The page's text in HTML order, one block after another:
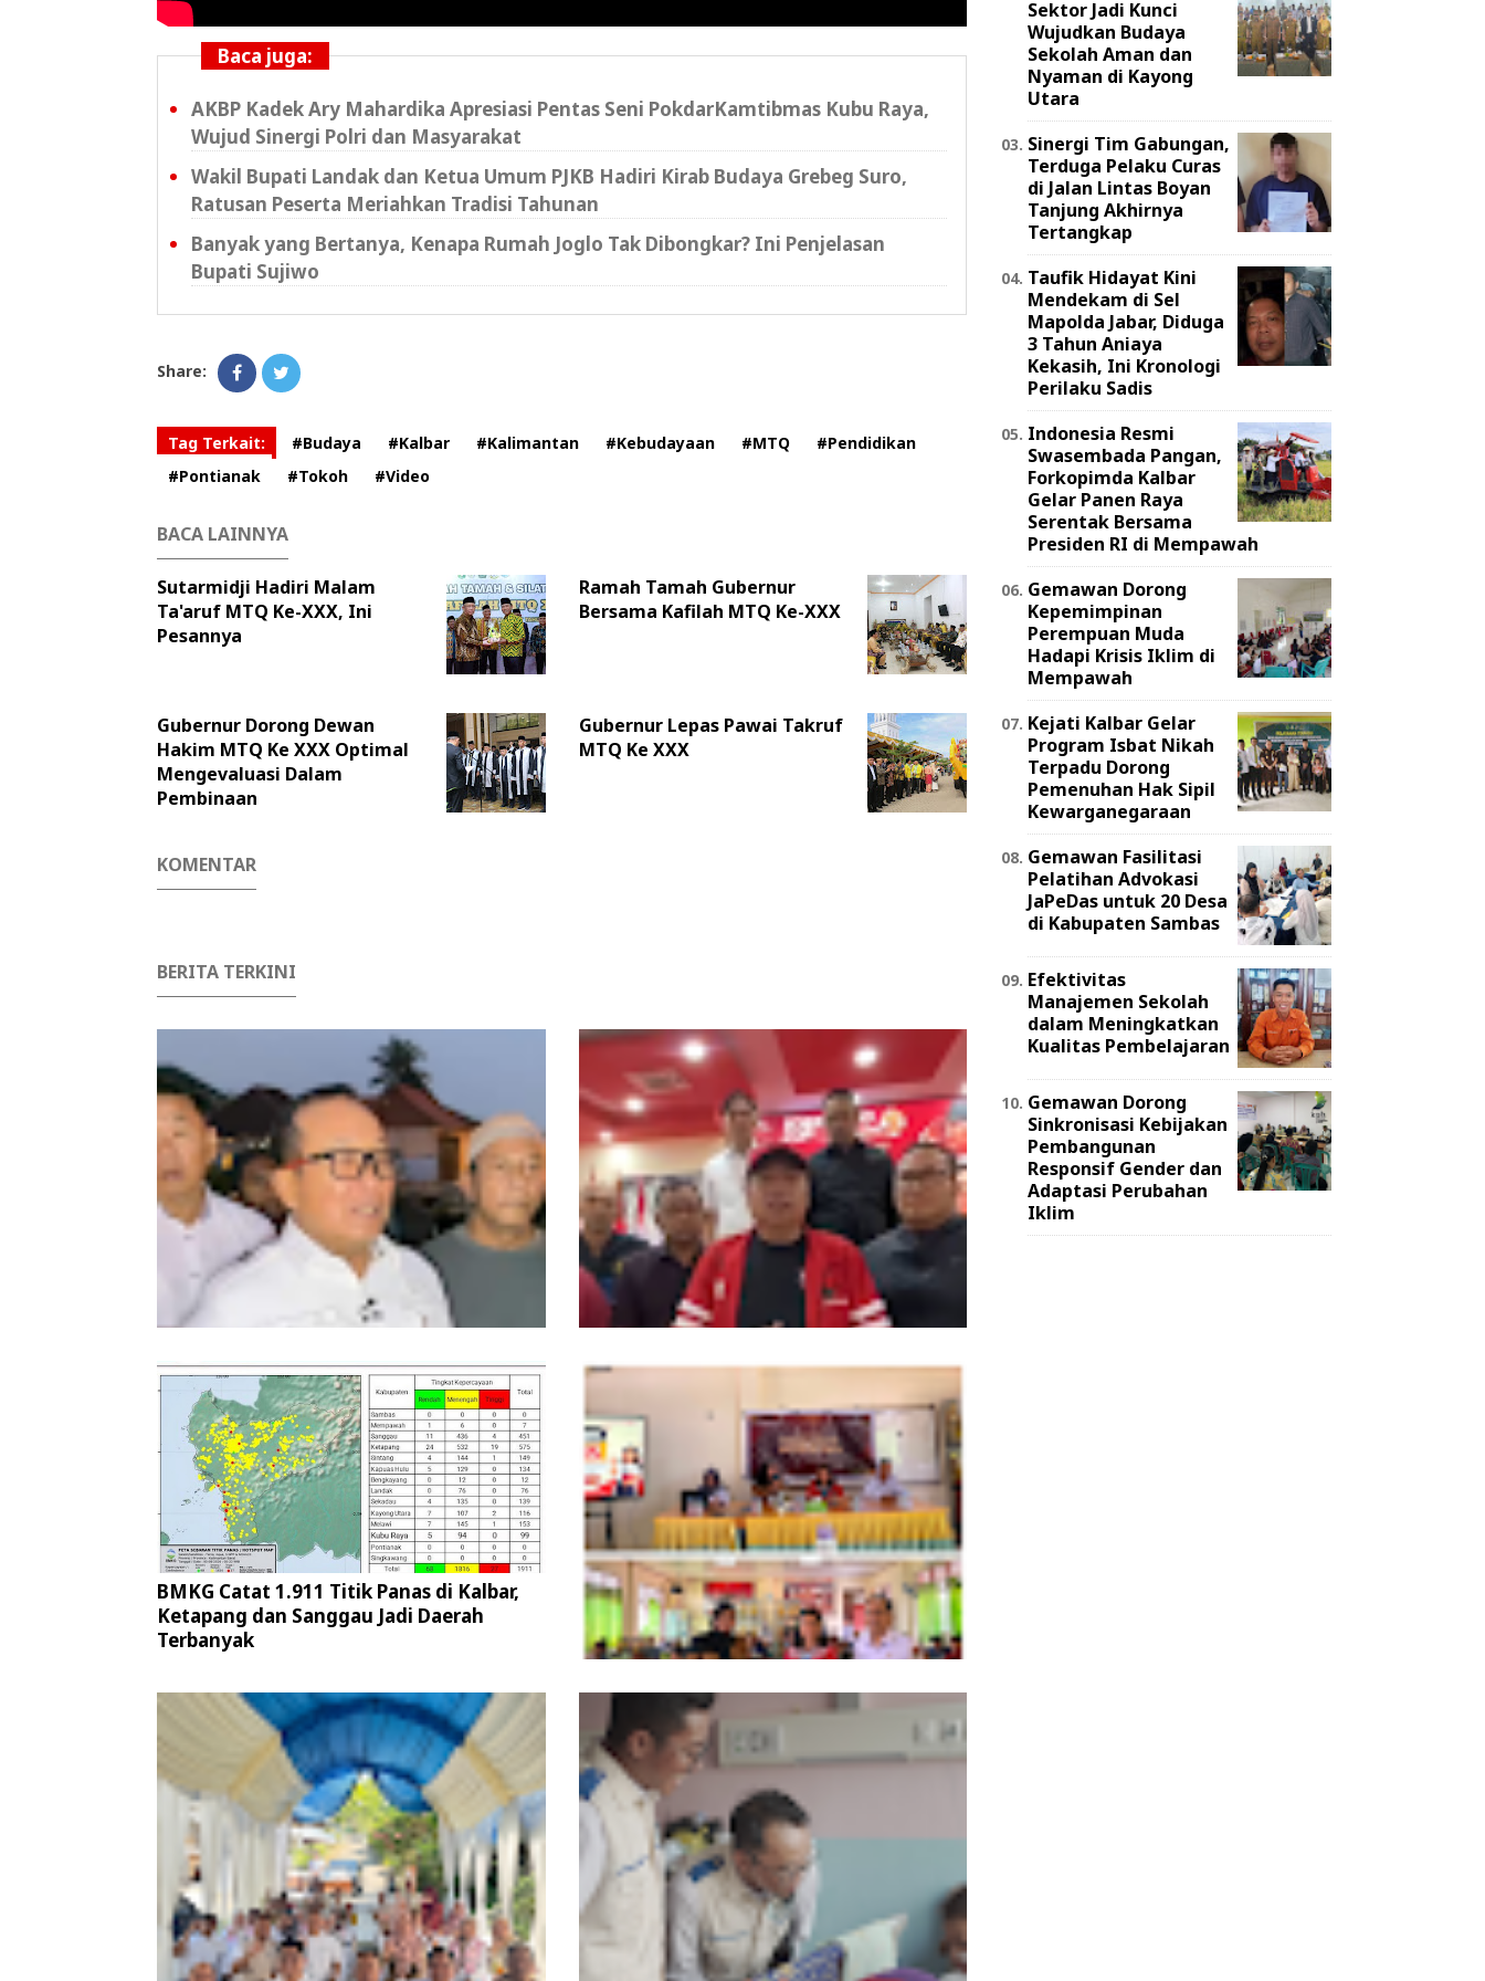
Baca juga:
AKBP Kadek Ary Mahardika Apresiasi Pentas Seni PokdarKamtibmas Kubu Raya,
Wujud Sinergi Polri dan Masyarakat
Wakil Bupati Landak dan Ketua Umum PJKB Hadiri Kirab Budaya Grebeg Suro,
Ratusan Peserta Meriahkan Tradisi Tahunan
Banyak yang Bertanya, Kenapa Rumah Joglo Tak Dibongkar? Ini Penjelasan
Bupati Sujiwo
Share:
Tag Terkait: #Budaya #Kalbar #Kalimantan #Kebudayaan #MTQ
#Pendidikan
#Pontianak
#Tokoh #Video
BACA LAINNYA
Sutarmidji Hadiri Malam
Ta'aruf MTQ Ke-XXX, Ini
Pesannya
Ramah Tamah Gubernur
Bersama Kafilah MTQ Ke-XXX
Gubernur Dorong Dewan
Hakim MTQ Ke XXX Optimal
Mengevaluasi Dalam
Pembinaan
Gubernur Lepas Pawai Takruf
MTQ Ke XXX
KOMENTAR
BERITA TERKINI
Banyak yang Bertanya, Kenapa Rumah
Joglo Tak Dibongkar? Ini Penjelasan
Bupati Sujiwo
Lasarus: Sudah Saatnya Kalbar Miliki
Stadion Berstandar Dunia
BMKG Catat 1.911 Titik Panas di Kalbar,
Ketapang dan Sanggau Jadi Daerah
Terbanyak
KPU Sekadau Edukasi Pemilih Pemula
Lewat Simulasi Demokrasi di SMPN 1
Sekadau
Sektor Jadi Kunci
Wujudkan Budaya
Sekolah Aman dan
Nyaman di Kayong
Utara
Sinergi Tim Gabungan,
Terduga Pelaku Curas
di Jalan Lintas Boyan
Tanjung Akhirnya
Tertangkap
Taufik Hidayat Kini
Mendekam di Sel
Mapolda Jabar, Diduga
3 Tahun Aniaya
Kekasih, Ini Kronologi
Perilaku Sadis
Indonesia Resmi
Swasembada Pangan,
Forkopimda Kalbar
Gelar Panen Raya
Serentak Bersama
Presiden RI di Mempawah
Gemawan Dorong
Kepemimpinan
Perempuan Muda
Hadapi Krisis Iklim di
Mempawah
Kejati Kalbar Gelar
Program Isbat Nikah
Terpadu Dorong
Pemenuhan Hak Sipil
Kewarganegaraan
Gemawan Fasilitasi
Pelatihan Advokasi
JaPeDas untuk 20 Desa
di Kabupaten Sambas
Efektivitas
Manajemen Sekolah
dalam Meningkatkan
Kualitas Pembelajaran
Gemawan Dorong
Sinkronisasi Kebijakan
Pembangunan
Responsif Gender dan
Adaptasi Perubahan
Iklim